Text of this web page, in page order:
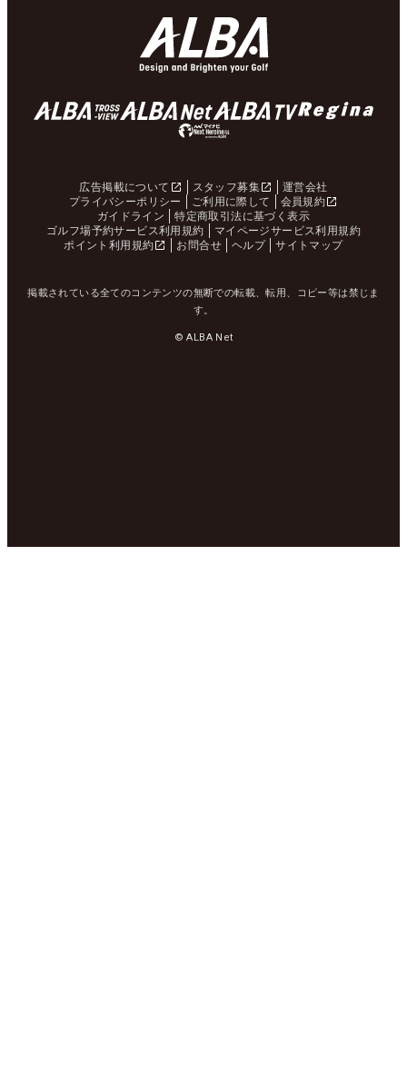
広告掲載について スタッフ募集
運営会社
プライバシーポリシー
ご利用に際して
会員規約
ガイドライン
特定商取引法に基づく表示
ゴルフ場予約サービス利用規約
マイページサービス利用規約
ポイント利用規約
お問合せ ヘルプ サイトマップ
掲載されている全てのコンテンツの無断での転載、転用、コピー等は禁じま
す。
© ALBA Net